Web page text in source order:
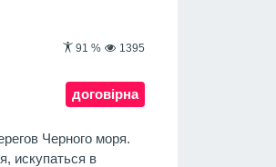
91 % 1395
договірна
Черного моря.
искупаться в